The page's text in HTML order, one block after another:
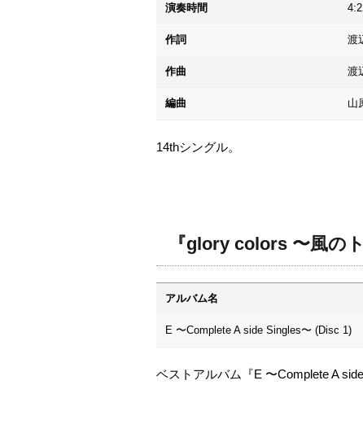
演奏時間
作詞 渡
作曲 渡
編曲 山
14thシングル。
『glory colors 〜風の
アルバム名
E 〜Complete A side Singles〜 (Disc 1)
ベストアルバム『E 〜Complete A